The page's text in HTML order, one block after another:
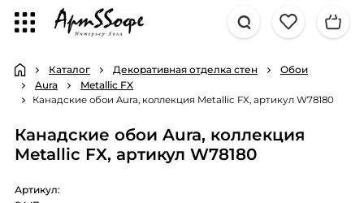
Каталог Декоративная отделка стен
Обои
Aura
Metallic FX
Канадские обои Aura, коллекция Metallic FX, артикул W78180
Канадские обои Aura, коллекция
Metallic FX, артикул W78180
Артикул: